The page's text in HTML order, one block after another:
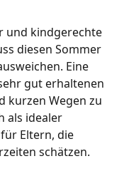
und kindgerechte
diesen Sommer
Eine
gut erhaltenen
kurzen Wegen zu
als idealer
Eltern, die
schätzen.